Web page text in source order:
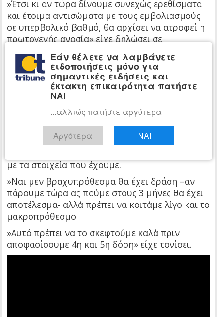
»Έτσι κι αν τώρα δίνουμε συνεχώς ερεθίσματα
και έτοιμα αντισώματα με τους εμβολιασμούς
σε υπερβολικό βαθμό, θα αρχίσει να ατροφεί η
πρωτογενής ανοσία» είχε δηλώσει σε
συνέντευξή του στο Iatronet.gr.
Μάλιστα ο κ. Καρούσης σημείωσε ότι ο ίδιος δεν
τάσσεται κατά της ενισχυτικής δόσης, ωστόσο
είναι ιδιαίτερα επιφυλακτικός για την χρονική
απόσταση των τριών μηνών:
«Δεν λέω γενικότερα όχι στην 3η δόση, αλλά
λέω ότι π.χ. θα προτιμούσα να μη γίνεται σε
τόσο κοντινό διάστημα όπως σε 3, 4 και 5 μήνες,
με τα στοιχεία που έχουμε.
»Ναι μεν βραχυπρόθεσμα θα έχει δράση –αν
πάρουμε τώρα ας πούμε στους 3 μήνες θα έχει
αποτέλεσμα- αλλά πρέπει να κοιτάμε λίγο και το
μακροπρόθεσμο.
»Αυτό πρέπει να το σκεφτούμε καλά πριν
αποφασίσουμε 4η και 5η δόση» είχε τονίσει.
Εάν θέλετε να λαμβάνετε
ειδοποιήσεις μόνο για
σημαντικές ειδήσεις και
έκτακτη επικαιρότητα πατήστε
ΝΑΙ
...αλλιώς πατήστε αργότερα
Αργότερα ΝΑΙ